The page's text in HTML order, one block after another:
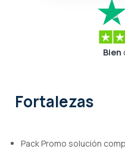
Bien
Fortalezas
Pack Promo solución